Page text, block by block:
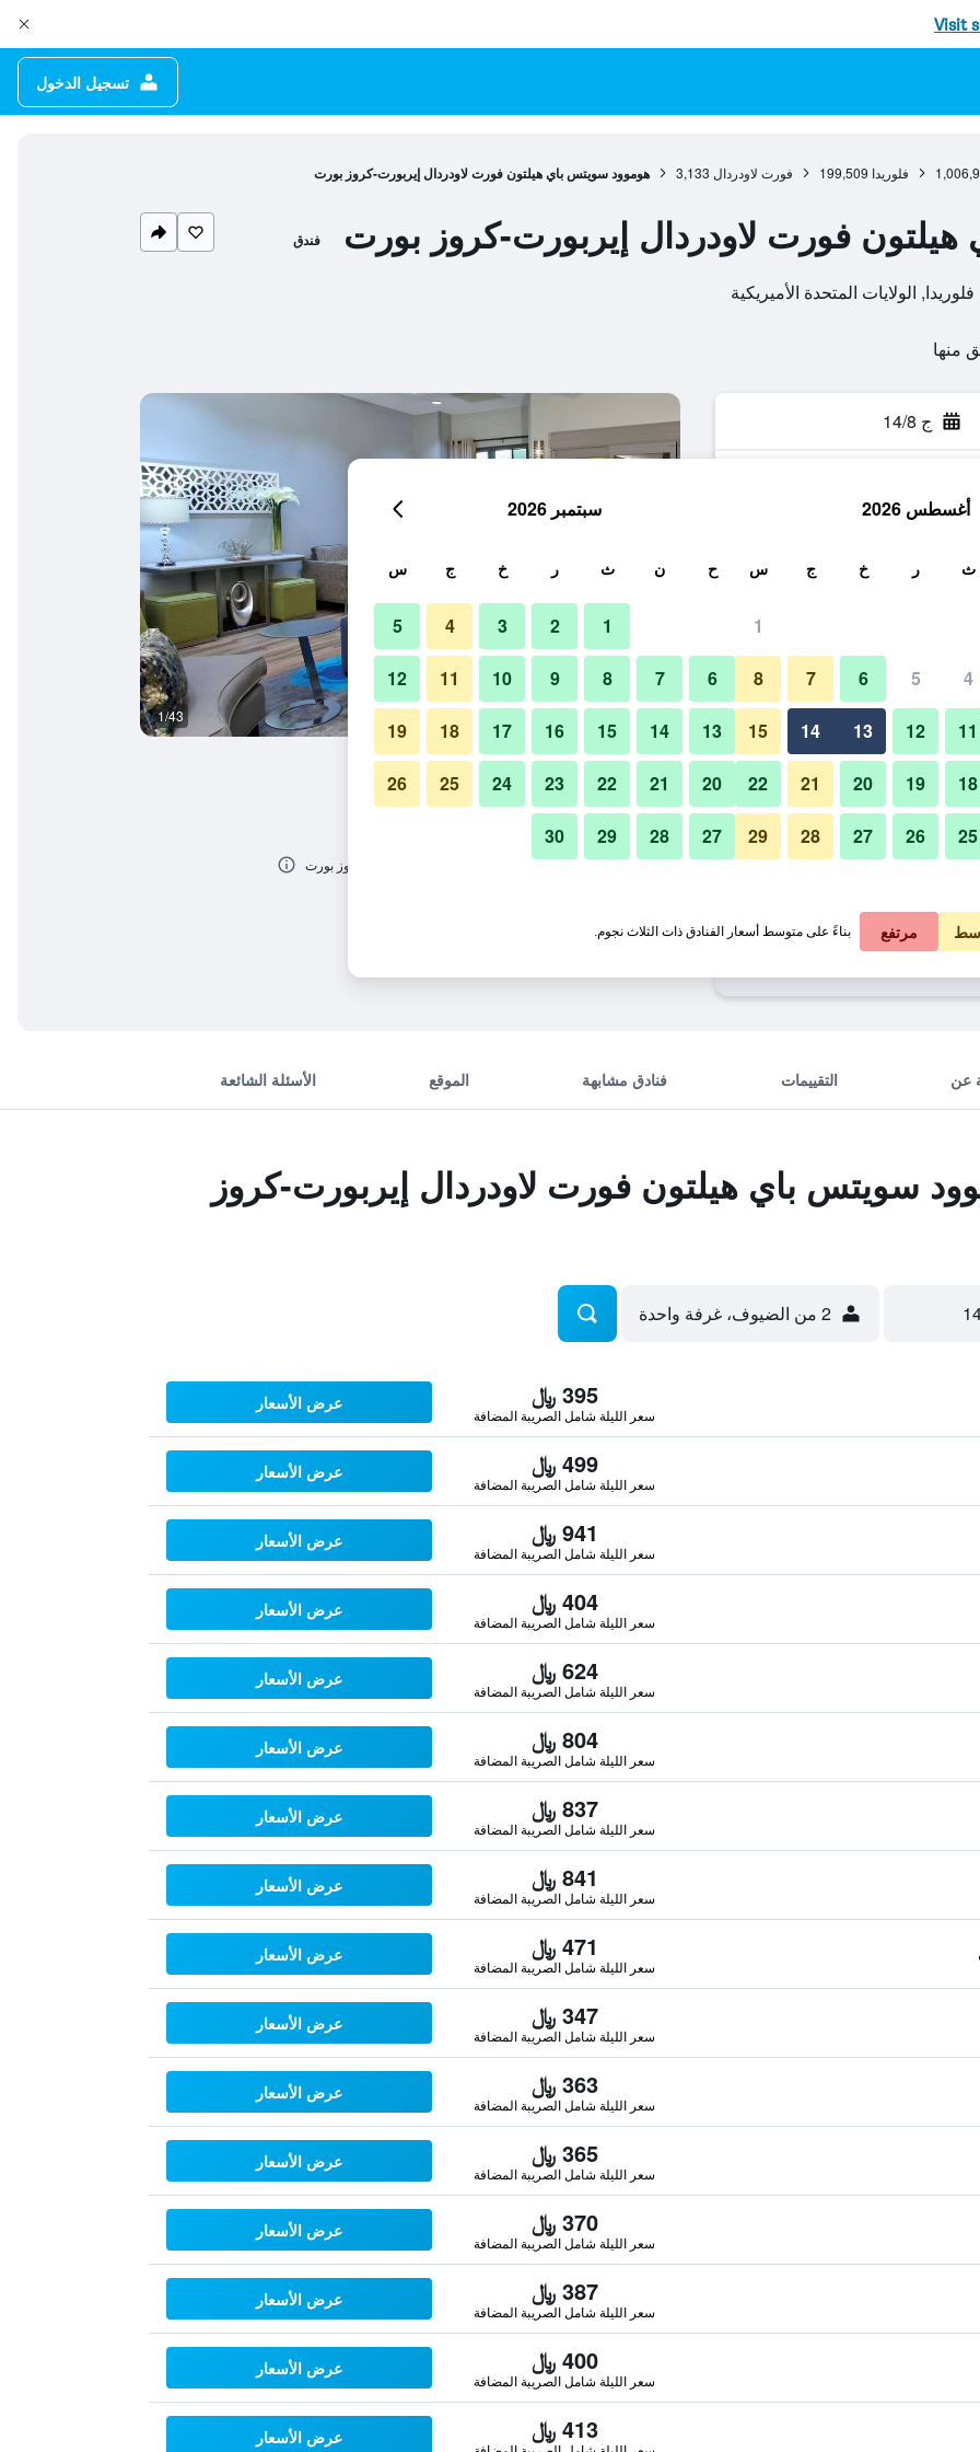
Visit
تسجيل الدخول
فلوريدا 199,509 فورت لاودردال 3,133 هوموود سويتس باي هيلتون فورت لاودردال إيربورت-كروز بورت
فورت لاودردال إيربورت-كروز بورت فندق
ج 14/8
في الليلة
﷼ عرض الصفقة
﷼ عرض الصفقة
فورت لاودردال إيربورت-كروز
غرفة معيشة 1/43
صور لـ هوموود سويتس باي هيلتون فورت لاودردال إيربورت-كروز بورت
عن التقييمات فنادق مشابهة الموقع الأسئلة الشائعة
سويتس باي هيلتون فورت لاودردال إيربورت-كروز
2 من الضيوف، غرفة واحدة
395 ﷼
سعر الليلة شامل الصريبة المضافة
عرض الأسعار
499 ﷼
سعر الليلة شامل الصريبة المضافة
عرض الأسعار
941 ﷼
سعر الليلة شامل الصريبة المضافة
عرض الأسعار
404 ﷼
سعر الليلة شامل الصريبة المضافة
عرض الأسعار
624 ﷼
سعر الليلة شامل الصريبة المضافة
عرض الأسعار
804 ﷼
سعر الليلة شامل الصريبة المضافة
عرض الأسعار
837 ﷼
سعر الليلة شامل الصريبة المضافة
عرض الأسعار
841 ﷼
سعر الليلة شامل الصريبة المضافة
عرض الأسعار
471 ﷼
سعر الليلة شامل الصريبة المضافة
عرض الأسعار
347 ﷼
سعر الليلة شامل الصريبة المضافة
عرض الأسعار
363 ﷼
سعر الليلة شامل الصريبة المضافة
عرض الأسعار
365 ﷼
سعر الليلة شامل الصريبة المضافة
عرض الأسعار
370 ﷼
سعر الليلة شامل الصريبة المضافة
عرض الأسعار
387 ﷼
سعر الليلة شامل الصريبة المضافة
عرض الأسعار
400 ﷼
سعر الليلة شامل الصريبة المضافة
عرض الأسعار
413 ﷼ عرض الأسعار
أغسطس 2026
ث ر خ ج س
1
4
5
6
7
8
11
12
13
14
15
18
19
20
21
22
25
26
27
28
29
سبتمبر 2026
ح ن ث ر خ ج س
1
2
3
4
5
6
7
8
9
10
11
12
13
14
15
16
17
18
19
20
21
22
23
24
25
26
27
28
29
30
مرتفع بناءً على متوسط أسعار الفنادق ذات الثلاث نجوم.